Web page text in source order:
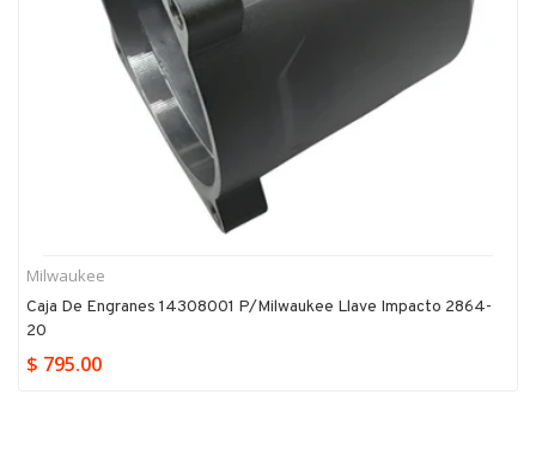
Milwaukee
Caja De Engranes 14308001 P/milwaukee Llave Impacto 2864-
20
$ 795.00